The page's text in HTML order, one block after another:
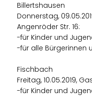
Billertshausen
Donnerstag,
Angenröder Str. 16:
-für Kinder und
-für alle Bürgerinnen
Fischbach
Freitag, 10.05.2019,
-für Kinder und